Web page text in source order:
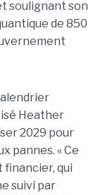
soulignant son
de 850
Heather
2029 pour
pannes. « Ce
financier, qui
suivi par